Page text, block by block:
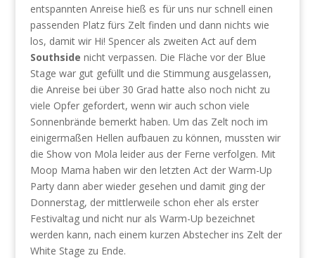
entspannten Anreise hieß es für uns nur schnell einen
passenden Platz fürs Zelt finden und dann nichts wie
los, damit wir Hi! Spencer als zweiten Act auf dem
Southside nicht verpassen. Die Fläche vor der Blue
Stage war gut gefüllt und die Stimmung ausgelassen,
die Anreise bei über 30 Grad hatte also noch nicht zu
viele Opfer gefordert, wenn wir auch schon viele
Sonnenbrände bemerkt haben. Um das Zelt noch im
einigermaßen Hellen aufbauen zu können, mussten wir
die Show von Mola leider aus der Ferne verfolgen. Mit
Moop Mama haben wir den letzten Act der Warm-Up
Party dann aber wieder gesehen und damit ging der
Donnerstag, der mittlerweile schon eher als erster
Festivaltag und nicht nur als Warm-Up bezeichnet
werden kann, nach einem kurzen Abstecher ins Zelt der
White Stage zu Ende.